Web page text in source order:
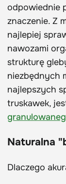
odpowiednie
znaczenie. Z
najlepiej
nawozami
strukturę
niezbędnych
najlepszych
truskawek,
Naturalna
Dlaczego